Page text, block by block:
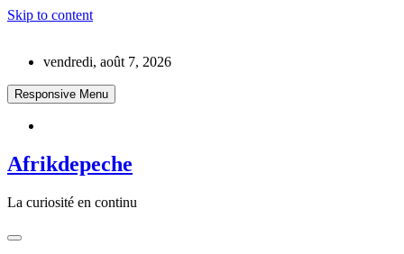
Skip to content
vendredi, août 7, 2026
Responsive Menu
Afrikdepeche
La curiosité en continu